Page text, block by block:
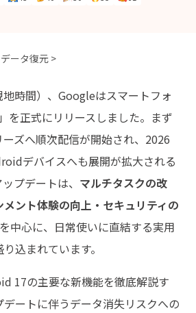
ータ復元 >
時間）、Googleはスマートフォ
を正式にリリースしました。まず
ズへ順次配信が開始され、2026
デバイスへも展開が拡大される
プデートは、 マルチタスクの改
ント体験の向上・セキュリティの
中心に、日常使いに直結する実用
込まれています。
17の主要な新機能を徹底解説す
ートに伴うデータ消失リスクへの